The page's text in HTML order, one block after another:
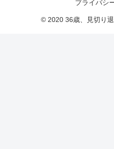
プライバシ
© 2020 36歳、見切り退